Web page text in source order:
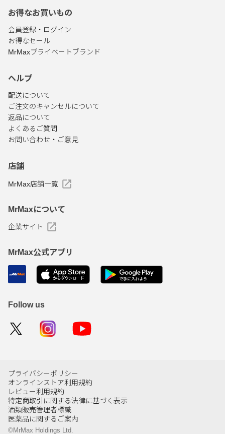
お得なお買いもの
会員登録・ログイン
お得なセール
MrMaxプライベートブランド
ヘルプ
配送について
ご注文のキャンセルについて
返品について
よくあるご質問
お問い合わせ・ご意見
店舗
MrMax店舗一覧
MrMaxについて
企業サイト
MrMax公式アプリ
Follow us
プライバシーポリシー
オンラインストア利用規約
レビュー利用規約
特定商取引に関する法律に基づく表示
酒類販売管理者標識
医薬品に関するご案内
©MrMax Holdings Ltd.